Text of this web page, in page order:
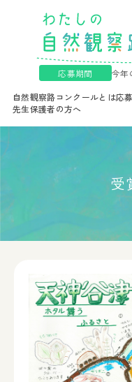
自然観察路コンクールとは応
先生保護者の方へ
応募期間 今年
受